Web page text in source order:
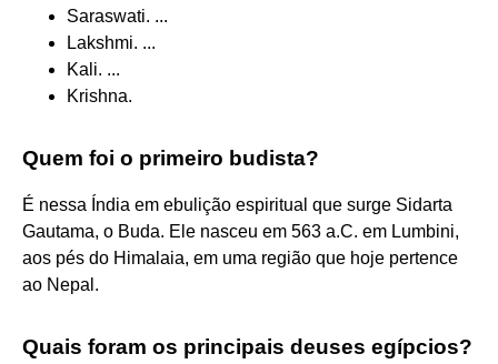
Saraswati. ...
Lakshmi. ...
Kali. ...
Krishna.
Quem foi o primeiro budista?
É nessa Índia em ebulição espiritual que surge Sidarta
Gautama, o Buda. Ele nasceu em 563 a.C. em Lumbini,
aos pés do Himalaia, em uma região que hoje pertence
ao Nepal.
Quais foram os principais deuses egípcios?